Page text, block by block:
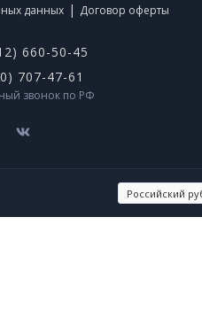
данных | Договор оферты
660-50-45
707-47-61
звонок по РФ